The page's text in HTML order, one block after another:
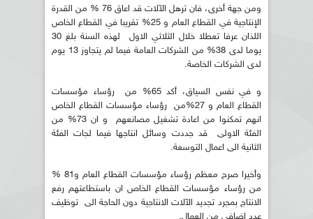
ومن جهة أخرى، فان ترهل الآلات قد اعاق 76 % من القدرة
الإنتاجية في القطاع العام و 25% تقريبا في القطاع الخاص
اللذان عرفا تعطلا خلال الثلاثي الاول لهذه السنة بلغ 30
يوما لدى 38% من الشركات العامة فيما لم يتجاوز 13 يوم
لدى الشركات الخاصة.
و في نفس السياق، أكد 65% من رؤساء مؤسسات
القطاع العام و 27%من رؤساء مؤسسات القطاع الخاص
انهم تمكنوا من اعادة تشغيل مصانعهم و ان 73% من
الفئة الاولى قد جددت وسائل انتاجها فيما لجات الفئة
الثانية الى اعمال التوسعة.
وأخيرا صرح معظم رؤساء مؤسسات القطاع العام و81 %
من رؤساء مؤسسات القطاع الخاص ان باستطاعتهم رفع
الانتاج بمجرد تجديد الآلات الانتاجية دون الحاجة الى توظيف
عدد اضافي من العمال.